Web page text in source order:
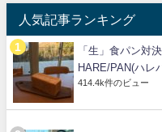
人気記事ランキング
「生」食パン
HARE/PAN(ハ
414.4k件のビュー